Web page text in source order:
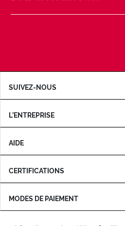
SUIVEZ-NOUS
L’ENTREPRISE
AIDE
CERTIFICATIONS
MODES DE PAIEMENT